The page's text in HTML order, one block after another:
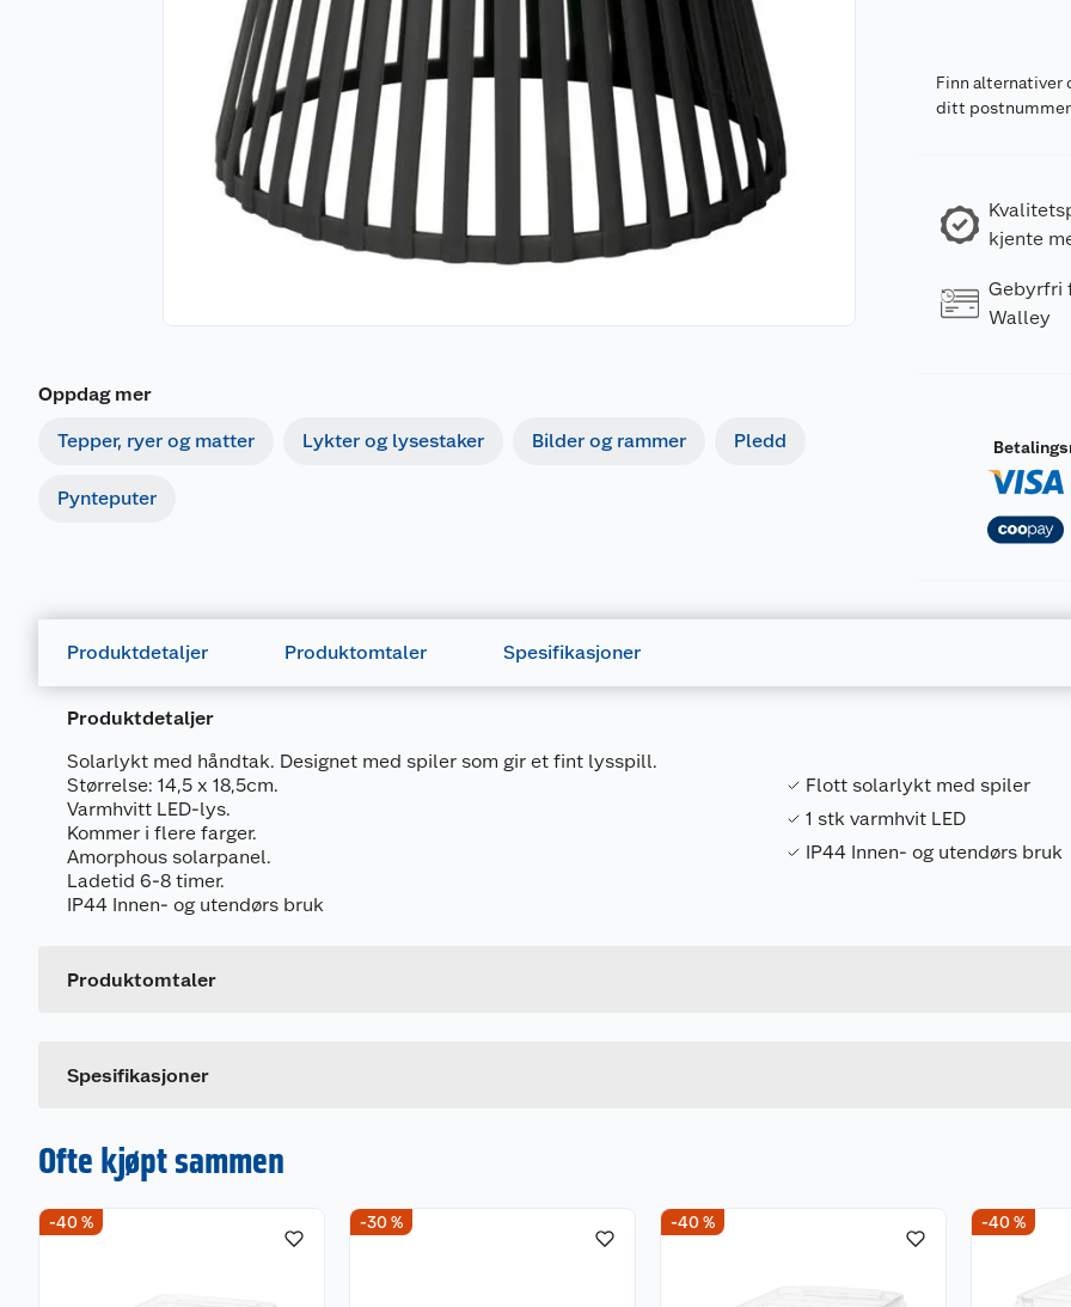
Oppdag mer
Tepper, ryer og matter Lykter og lysestaker Bilder og rammer Pledd
Pynteputer
Finn alternativer
ditt postnummer
kjente
Gebyrfri
Walley
Produktdetaljer Produktomtaler Spesifikasjoner
Produktdetaljer
Solarlykt med håndtak. Designet med spiler som gir et fint lysspill.
Størrelse: 14,5 x 18,5cm.
Varmhvitt LED-lys.
Kommer i flere farger.
Amorphous solarpanel.
Ladetid 6-8 timer.
IP44 Innen- og utendørs bruk
Flott solarlykt med spiler
1 stk varmhvit LED
IP44 Innen- og utendørs bruk
Produktomtaler
Spesifikasjoner
Generelt
Leverandørens artikkelnummer
Ofte kjøpt sammen
-40 % -30 % -40 % -40 %